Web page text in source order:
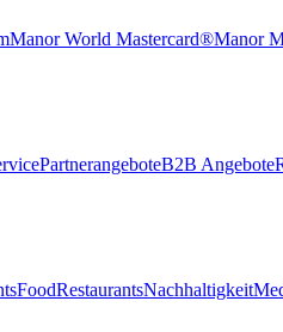
Manor World Mastercard®Manor
PartnerangeboteB2B Angebote
FoodRestaurantsNachhaltigkeit